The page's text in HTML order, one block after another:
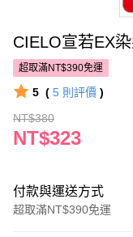
CIELO宣若EX
超取滿NT$390免運
5 ( 5 則評價 )
NT$380
NT$323
付款與運送方式
超取滿NT$390免運